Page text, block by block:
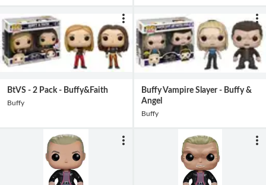
BtVS - 2 Pack - Buffy&Faith
Buffy
Buffy Vampire Slayer - Buffy &
Angel
Buffy